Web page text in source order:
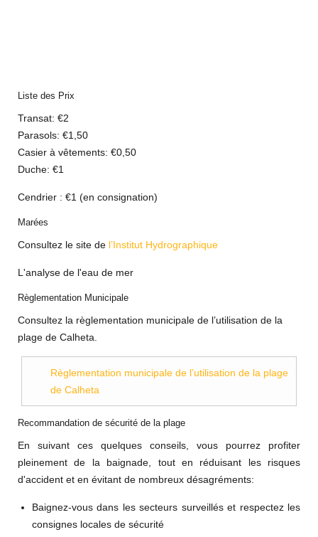
Liste des Prix
Transat: €2
Parasols: €1,50
Casier à vêtements: €0,50
Duche: €1
Cendrier : €1 (en consignation)
Marées
Consultez le site de l’Institut Hydrographique
L'analyse de l'eau de mer
Règlementation Municipale
Consultez la règlementation municipale de l’utilisation de la
plage de Calheta.
Règlementation municipale de l’utilisation de la plage
de Calheta
Recommandation de sécurité de la plage
En suivant ces quelques conseils, vous pourrez profiter
pleinement de la baignade, tout en réduisant les risques
d'accident et en évitant de nombreux désagréments:
Baignez-vous dans les secteurs surveillés et respectez les
consignes locales de sécurité